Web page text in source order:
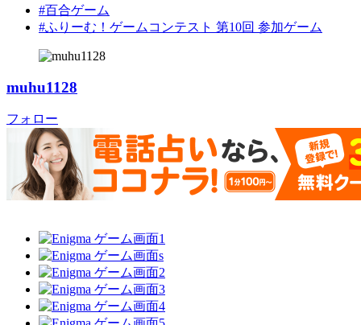
#百合ゲーム
#ふりーむ！ゲームコンテスト 第10回 参加ゲーム
muhu1128
フォロー